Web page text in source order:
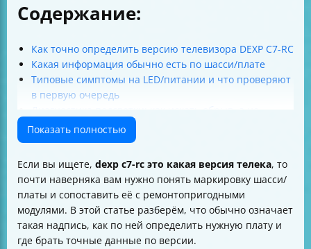
Содержание:
Как точно определить версию телевизора DEXP C7-RC
Какая информация обычно есть по шасси/плате
Типовые симптомы на LED/питании и что проверяют
в первую очередь
“угадывать”
Какие компоненты чаще всего оказываются
Где взять точные схемы и сервисные материалы по
версии
Коротко: что делать прямо сейчас
Итог
Показать полностью
Если вы ищете, dexp c7-rc это какая версия телека, то
почти наверняка вам нужно понять маркировку шасси/
платы и сопоставить её с ремонтопригодными
модулями. В этой статье разберём, что обычно означает
такая надпись, как по ней определить нужную плату и
где брать точные данные по версии.